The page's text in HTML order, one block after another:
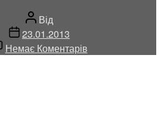
Автор
запису
Від
Дата
запису
23.01.2013
Немає Коментарівдо